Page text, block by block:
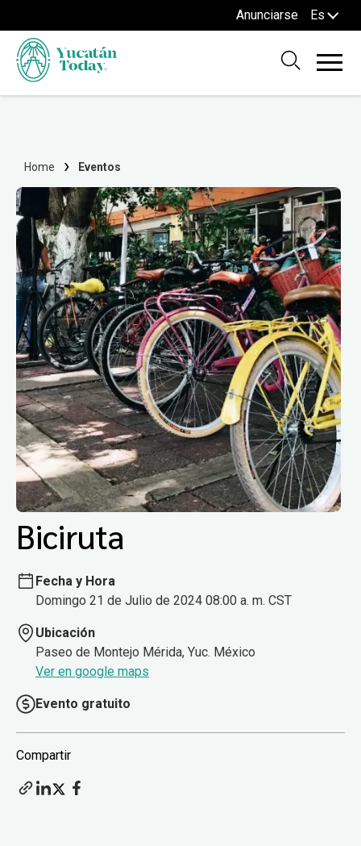
Anunciarse Es
Home Eventos
Biciruta
Fecha y Hora
Domingo 21 de Julio de 2024 08:00 a. m. CST
Ubicación
Paseo de Montejo Mérida, Yuc. México
Ver en google maps
Evento gratuito
Compartir